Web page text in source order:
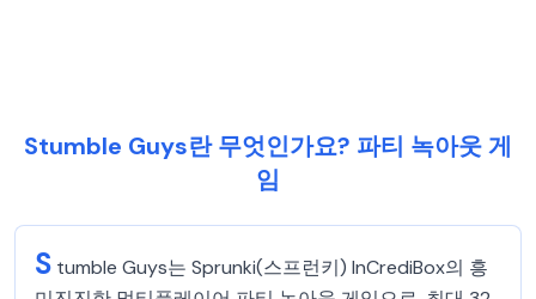
Stumble Guys란 무엇인가요? 파티 녹아웃 게
임
S tumble Guys는 Sprunki(스프런키) InCrediBox의 흥